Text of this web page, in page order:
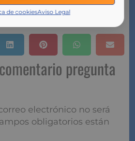
de cookiesAviso Legal
pregunta
electrónico no será
obligatorios están